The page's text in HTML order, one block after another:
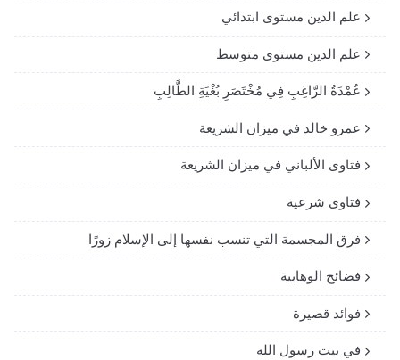
علم الدين مستوى ابتدائي
علم الدين مستوى متوسط
عُمْدَةُ الرَّاغِبِ فِي مُخْتَصَرِ بُغْيَةِ الطَّالِبِ
عمرو خالد في ميزان الشريعة
فتاوى الألباني في ميزان الشريعة
فتاوى شرعية
فرق المجسمة التي تنسب نفسها إلى الإسلام زورًا
فضائح الوهابية
فوائد قصيرة
في بيت رسول الله